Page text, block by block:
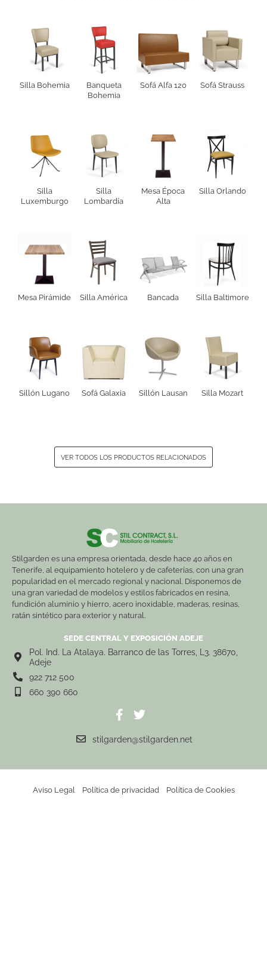
Silla Bohemia
Banqueta
Bohemia
Sofá Alfa 120 Sofá Strauss
Silla
Luxemburgo
Silla
Lombardía
Mesa Época
Alta
Silla Orlando
Mesa Pirámide Silla América Bancada Silla Baltimore
Sillón Lugano Sofá Galaxia Sillón Lausan Silla Mozart
VER TODOS LOS PRODUCTOS RELACIONADOS
Stilgarden es una empresa orientada, desde hace 40 años en
Tenerife, al equipamiento hotelero y de cafeterías, con una gran
popularidad en el mercado regional y nacional. Disponemos de
una gran variedad de modelos y estilos fabricados en resina,
fundición aluminio y hierro, acero inoxidable, maderas, resinas,
ratán sintético para exterior y natural.
SEDE CENTRAL Y EXPOSICIÓN ADEJE
Pol. Ind. La Atalaya. Barranco de las Torres, L3. 38670,
Adeje
922 712 500
660 390 660
stilgarden@stilgarden.net
Aviso Legal Política de privacidad Política de Cookies